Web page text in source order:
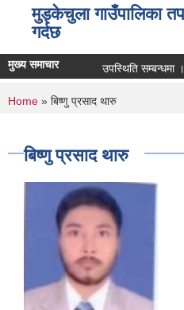
मुड्केचुला गाउँपालिका
गर्दछ
मुख्य समाचार उपस्थिति सम्बन्धमा ।
You are here
Home » बिष्णु प्रसाद थारु
बिष्णु प्रसाद थारु